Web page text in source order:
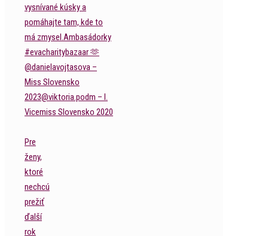
Pre
ženy,
ktoré
nechcú
prežiť
ďalší
rok